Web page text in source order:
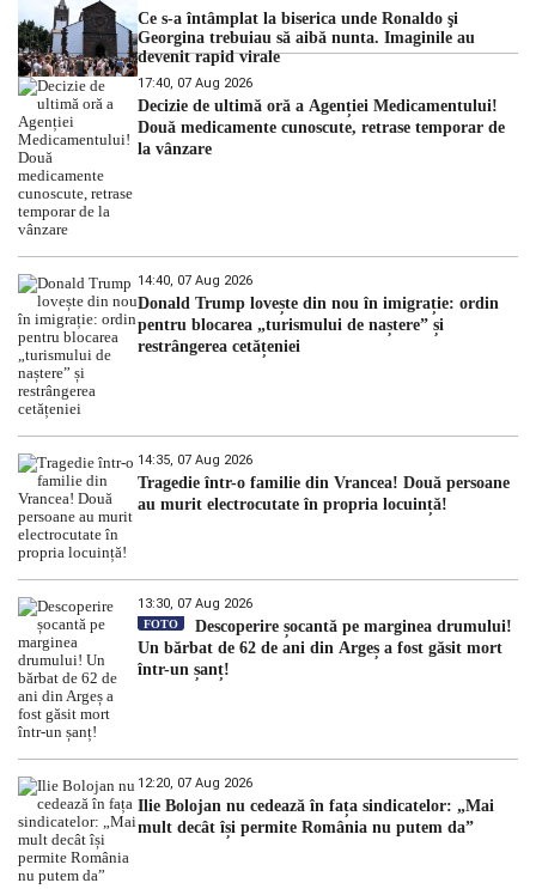
Ce s-a întâmplat la biserica unde Ronaldo şi
Georgina trebuiau să aibă nunta. Imaginile au
devenit rapid virale
17:40, 07 Aug 2026
Decizie de ultimă oră a Agenției Medicamentului!
Două medicamente cunoscute, retrase temporar de
la vânzare
14:40, 07 Aug 2026
Donald Trump lovește din nou în imigrație: ordin
pentru blocarea „turismului de naștere” și
restrângerea cetățeniei
14:35, 07 Aug 2026
Tragedie într-o familie din Vrancea! Două persoane
au murit electrocutate în propria locuință!
13:30, 07 Aug 2026
FOTO
Descoperire șocantă pe marginea drumului!
Un bărbat de 62 de ani din Argeș a fost găsit mort
într-un șanț!
12:20, 07 Aug 2026
Ilie Bolojan nu cedează în fața sindicatelor: „Mai
mult decât își permite România nu putem da”